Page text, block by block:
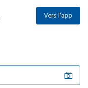
Vers l'app